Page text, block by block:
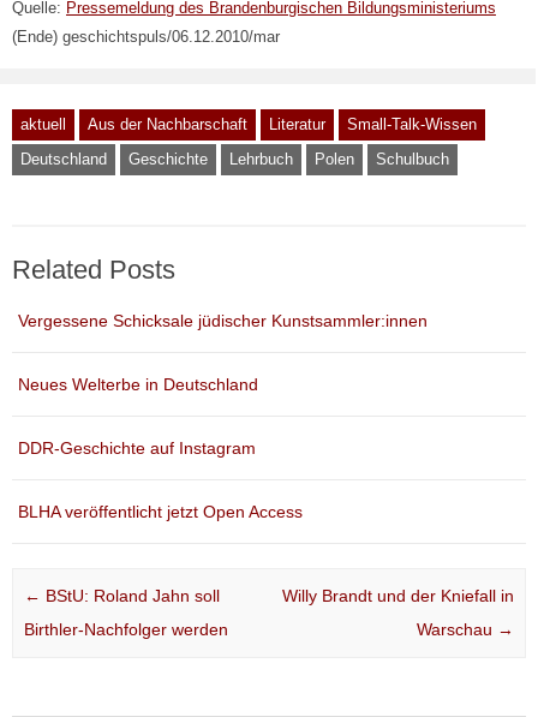
Quelle: Pressemeldung des Brandenburgischen Bildungsministeriums
(Ende) geschichtspuls/06.12.2010/mar
aktuell Aus der Nachbarschaft Literatur
Small-Talk-Wissen
Deutschland
Geschichte Lehrbuch Polen Schulbuch
Related Posts
Vergessene Schicksale jüdischer Kunstsammler:innen
Neues Welterbe in Deutschland
DDR-Geschichte auf Instagram
BLHA veröffentlicht jetzt Open Access
Post navigation
← BStU: Roland Jahn soll
Birthler-Nachfolger werden
Willy Brandt und der Kniefall in
Warschau →